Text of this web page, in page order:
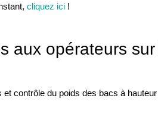
cliquez ici !
aux opérateurs
contrôle du poids des bacs à